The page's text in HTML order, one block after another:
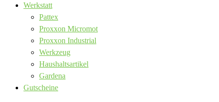
Werkstatt
Pattex
Proxxon Micromot
Proxxon Industrial
Werkzeug
Haushaltsartikel
Gardena
Gutscheine